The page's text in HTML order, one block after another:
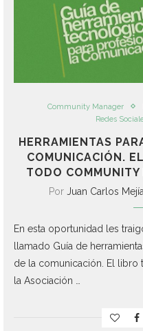
Community Manager
Redes
HERRAMIENTAS
COMUNICACIÓN.
TODO COMMUNITY
Por Juan Carlos
En esta oportunidad les
llamado Guía de
de la comunicación. El libro
la Asociación …